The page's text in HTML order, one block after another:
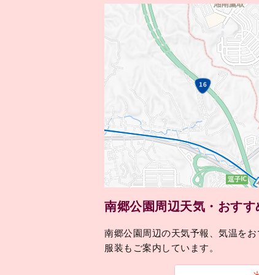
南郷公園周辺天気・おすす
南郷公園周辺の天気予報、気温を
服装もご案内しています。